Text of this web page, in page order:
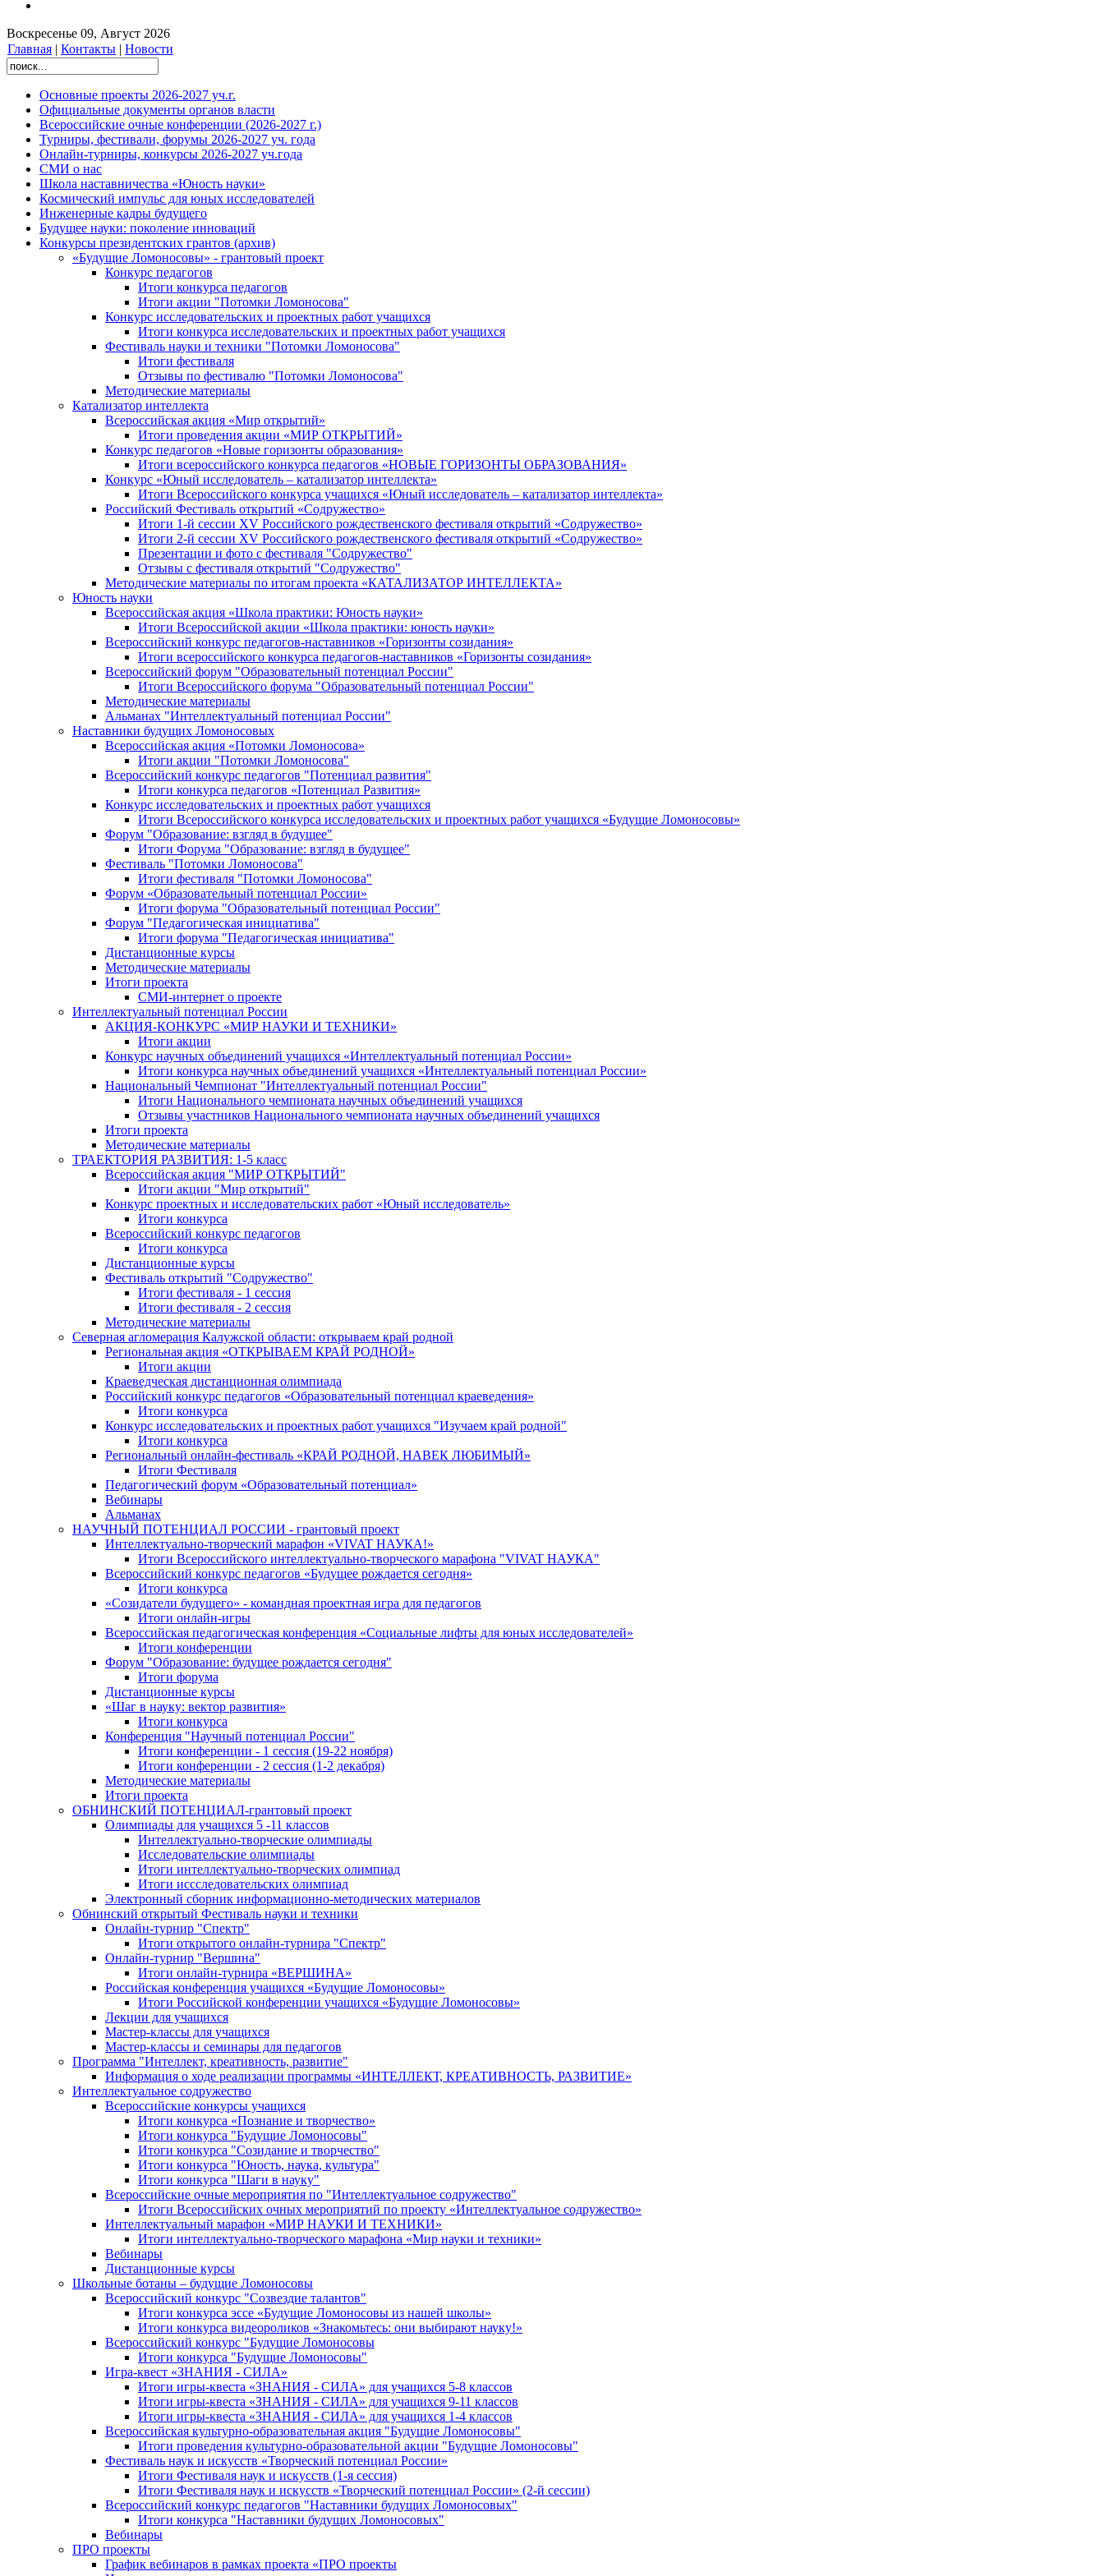
Воскресенье 09, Август 2026
Главная | Контакты | Новости
Основные проекты 2026-2027 уч.г.
Официальные документы органов власти
Всероссийские очные конференции (2026-2027 г.)
Турниры, фестивали, форумы 2026-2027 уч. года
Онлайн-турниры, конкурсы 2026-2027 уч.года
СМИ о нас
Школа наставничества «Юность науки»
Космический импульс для юных исследователей
Инженерные кадры будущего
Будущее науки: поколение инноваций
Конкурсы президентских грантов (архив)
«Будущие Ломоносовы» - грантовый проект
Конкурс педагогов
Итоги конкурса педагогов
Итоги акции "Потомки Ломоносова"
Конкурс исследовательских и проектных работ учащихся
Итоги конкурса исследовательских и проектных работ учащихся
Фестиваль науки и техники "Потомки Ломоносова"
Итоги фестиваля
Отзывы по фестивалю "Потомки Ломоносова"
Методические материалы
Катализатор интеллекта
Всероссийская акция «Мир открытий»
Итоги проведения акции «МИР ОТКРЫТИЙ»
Конкурс педагогов «Новые горизонты образования»
Итоги всероссийского конкурса педагогов «НОВЫЕ ГОРИЗОНТЫ ОБРАЗОВАНИЯ»
Конкурс «Юный исследователь – катализатор интеллекта»
Итоги Всероссийского конкурса учащихся «Юный исследователь – катализатор интеллекта»
Российский Фестиваль открытий «Содружество»
Итоги 1-й сессии XV Российского рождественского фестиваля открытий «Содружество»
Итоги 2-й сессии XV Российского рождественского фестиваля открытий «Содружество»
Презентации и фото с фестиваля "Содружество"
Отзывы с фестиваля открытий "Содружество"
Методические материалы по итогам проекта «КАТАЛИЗАТОР ИНТЕЛЛЕКТА»
Юность науки
Всероссийская акция «Школа практики: Юность науки»
Итоги Всероссийской акции «Школа практики: юность науки»
Всероссийский конкурс педагогов-наставников «Горизонты созидания»
Итоги всероссийского конкурса педагогов-наставников «Горизонты созидания»
Всероссийский форум "Образовательный потенциал России"
Итоги Всероссийского форума "Образовательный потенциал России"
Методические материалы
Альманах "Интеллектуальный потенциал России"
Наставники будущих Ломоносовых
Всероссийская акция «Потомки Ломоносова»
Итоги акции "Потомки Ломоносова"
Всероссийский конкурс педагогов "Потенциал развития"
Итоги конкурса педагогов «Потенциал Развития»
Конкурс исследовательских и проектных работ учащихся
Итоги Всероссийского конкурса исследовательских и проектных работ учащихся «Будущие Ломоносовы»
Форум "Образование: взгляд в будущее"
Итоги Форума "Образование: взгляд в будущее"
Фестиваль "Потомки Ломоносова"
Итоги фестиваля "Потомки Ломоносова"
Форум «Образовательный потенциал России»
Итоги форума "Образовательный потенциал России"
Форум "Педагогическая инициатива"
Итоги форума "Педагогическая инициатива"
Дистанционные курсы
Методические материалы
Итоги проекта
СМИ-интернет о проекте
Интеллектуальный потенциал России
АКЦИЯ-КОНКУРС «МИР НАУКИ И ТЕХНИКИ»
Итоги акции
Конкурс научных объединений учащихся «Интеллектуальный потенциал России»
Итоги конкурса научных объединений учащихся «Интеллектуальный потенциал России»
Национальный Чемпионат "Интеллектуальный потенциал России"
Итоги Национального чемпионата научных объединений учащихся
Отзывы участников Национального чемпионата научных объединений учащихся
Итоги проекта
Методические материалы
ТРАЕКТОРИЯ РАЗВИТИЯ: 1-5 класс
Всероссийская акция "МИР ОТКРЫТИЙ"
Итоги акции "Мир открытий"
Конкурс проектных и исследовательских работ «Юный исследователь»
Итоги конкурса
Всероссийский конкурс педагогов
Итоги конкурса
Дистанционные курсы
Фестиваль открытий "Содружество"
Итоги фестиваля - 1 сессия
Итоги фестиваля - 2 сессия
Методические материалы
Северная агломерация Калужской области: открываем край родной
Региональная акция «ОТКРЫВАЕМ КРАЙ РОДНОЙ»
Итоги акции
Краеведческая дистанционная олимпиада
Российский конкурс педагогов «Образовательный потенциал краеведения»
Итоги конкурса
Конкурс исследовательских и проектных работ учащихся "Изучаем край родной"
Итоги конкурса
Региональный онлайн-фестиваль «КРАЙ РОДНОЙ, НАВЕК ЛЮБИМЫЙ»
Итоги Фестиваля
Педагогический форум «Образовательный потенциал»
Вебинары
Альманах
НАУЧНЫЙ ПОТЕНЦИАЛ РОССИИ - грантовый проект
Интеллектуально-творческий марафон «VIVAT НАУКА!»
Итоги Всероссийского интеллектуально-творческого марафона "VIVAT НАУКА"
Всероссийский конкурс педагогов «Будущее рождается сегодня»
Итоги конкурса
«Cозидатели будущего» - командная проектная игра для педагогов
Итоги онлайн-игры
Всероссийская педагогическая конференция «Cоциальные лифты для юных исследователей»
Итоги конференции
Форум "Образование: будущее рождается сегодня"
Итоги форума
Дистанционные курсы
«Шаг в науку: вектор развития»
Итоги конкурса
Конференция "Научный потенциал России"
Итоги конференции - 1 сессия (19-22 ноября)
Итоги конференции - 2 сессия (1-2 декабря)
Методические материалы
Итоги проекта
ОБНИНСКИЙ ПОТЕНЦИАЛ-грантовый проект
Олимпиады для учащихся 5 -11 классов
Интеллектуально-творческие олимпиады
Исследовательские олимпиады
Итоги интеллектуально-творческих олимпиад
Итоги иссследовательских олимпиад
Электронный сборник информационно-методических материалов
Обнинский открытый Фестиваль науки и техники
Онлайн-турнир "Спектр"
Итоги открытого онлайн-турнира "Спектр"
Онлайн-турнир "Вершина"
Итоги онлайн-турнира «ВЕРШИНА»
Российская конференция учащихся «Будущие Ломоносовы»
Итоги Российской конференции учащихся «Будущие Ломоносовы»
Лекции для учащихся
Мастер-классы для учащихся
Мастер-классы и семинары для педагогов
Программа "Интеллект, креативность, развитие"
Информация о ходе реализации программы «ИНТЕЛЛЕКТ, КРЕАТИВНОСТЬ, РАЗВИТИЕ»
Интеллектуальное содружество
Всероссийские конкурсы учащихся
Итоги конкурса «Познание и творчество»
Итоги конкурса "Будущие Ломоносовы"
Итоги конкурса "Созидание и творчество"
Итоги конкурса "Юность, наука, культура"
Итоги конкурса "Шаги в науку"
Всероссийские очные мероприятия по "Интеллектуальное содружество"
Итоги Всероссийских очных мероприятий по проекту «Интеллектуальное содружество»
Интеллектуальный марафон «МИР НАУКИ И ТЕХНИКИ»
Итоги интеллектуально-творческого марафона «Мир науки и техники»
Вебинары
Дистанционные курсы
Школьные ботаны – будущие Ломоносовы
Всероссийский конкурс "Созвездие талантов"
Итоги конкурса эссе «Будущие Ломоносовы из нашей школы»
Итоги конкурса видеороликов «Знакомьтесь: они выбирают науку!»
Всероссийский конкурс "Будущие Ломоносовы
Итоги конкурса "Будущие Ломоносовы"
Игра-квест «ЗНАНИЯ - СИЛА»
Итоги игры-квеста «ЗНАНИЯ - СИЛА» для учащихся 5-8 классов
Итоги игры-квеста «ЗНАНИЯ - СИЛА» для учащихся 9-11 классов
Итоги игры-квеста «ЗНАНИЯ - СИЛА» для учащихся 1-4 классов
Всероссийская культурно-образовательная акция "Будущие Ломоносовы"
Итоги проведения культурно-образовательной акции "Будущие Ломоносовы"
Фестиваль наук и искусств «Творческий потенциал России»
Итоги Фестиваля наук и искусств (1-я сессия)
Итоги Фестиваля наук и искусств «Творческий потенциал России» (2-й сессии)
Всероссийский конкурс педагогов "Наставники будущих Ломоносовых"
Итоги конкурса "Наставники будущих Ломоносовых"
Вебинары
ПРО проекты
График вебинаров в рамках проекта «ПРО проекты